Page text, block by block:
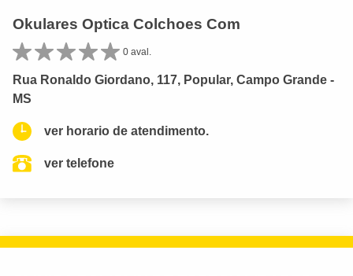
Okulares Optica Colchoes Com
0 aval.
Rua Ronaldo Giordano, 117, Popular, Campo Grande -
MS
ver horario de atendimento.
ver telefone